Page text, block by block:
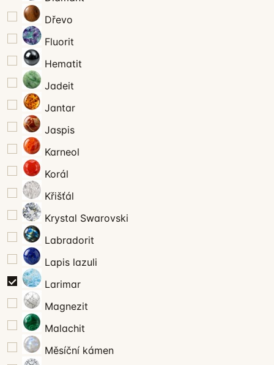
Dřevo
Fluorit
Hematit
Jadeit
Jantar
Jaspis
Karneol
Korál
Křišťál
Krystal Swarovski
Labradorit
Lapis lazuli
Larimar
Magnezit
Malachit
Měsíční kámen